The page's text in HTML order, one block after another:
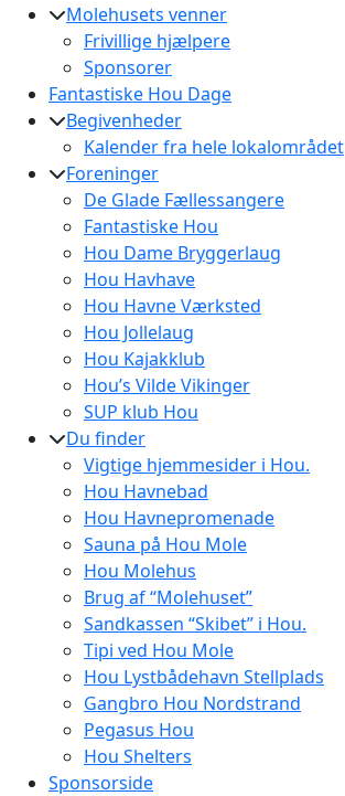
Molehusets venner
Frivillige hjælpere
Sponsorer
Fantastiske Hou Dage
Begivenheder
Kalender fra hele lokalområdet
Foreninger
De Glade Fællessangere
Fantastiske Hou
Hou Dame Bryggerlaug
Hou Havhave
Hou Havne Værksted
Hou Jollelaug
Hou Kajakklub
Hou’s Vilde Vikinger
SUP klub Hou
Du finder
Vigtige hjemmesider i Hou.
Hou Havnebad
Hou Havnepromenade
Sauna på Hou Mole
Hou Molehus
Brug af “Molehuset”
Sandkassen “Skibet” i Hou.
Tipi ved Hou Mole
Hou Lystbådehavn Stellplads
Gangbro Hou Nordstrand
Pegasus Hou
Hou Shelters
Sponsorside